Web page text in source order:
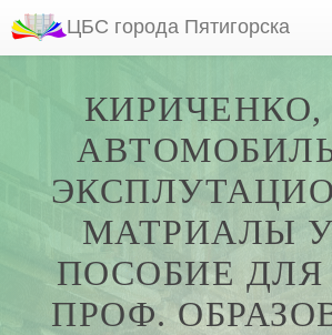
ЦБС города Пятигорска
КИРИЧЕНКО,
МАТРИАЛЫ
ПОСОБИЕ ДЛЯ
ПРОФ.